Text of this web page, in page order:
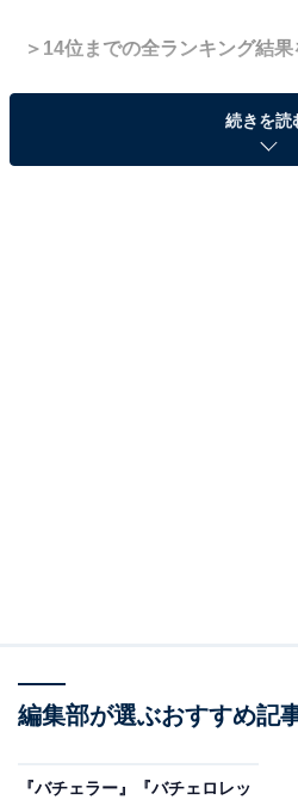
＞14位までの全ランキング結果
同率2位：秋倉諒子（シーズ
続きを読
編集部が選ぶおすすめ記
『バチェラー』『バチェロレッ